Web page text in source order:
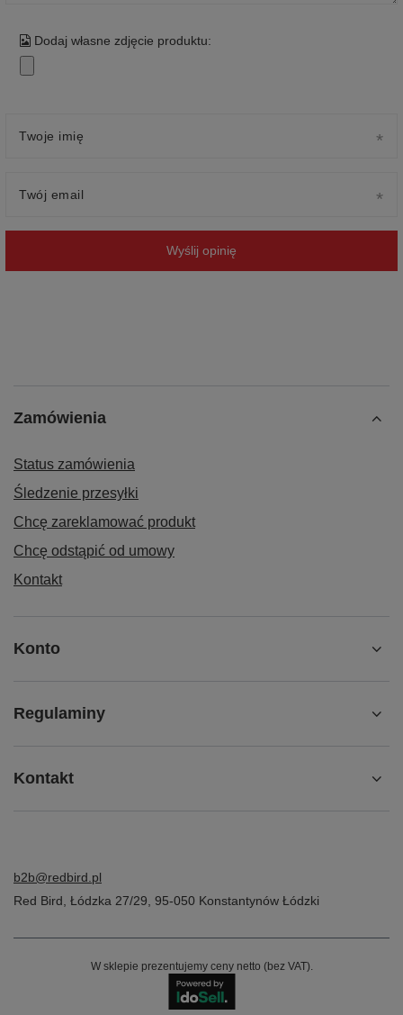
Dodaj własne zdjęcie produktu:
Twoje imię
Twój email
Wyślij opinię
Zamówienia
Status zamówienia
Śledzenie przesyłki
Chcę zareklamować produkt
Chcę odstąpić od umowy
Kontakt
Konto
Regulaminy
Kontakt
b2b@redbird.pl
Red Bird Łódzka 27/29 95-050 Konstantynów Łódzki
W sklepie prezentujemy ceny netto (bez VAT).